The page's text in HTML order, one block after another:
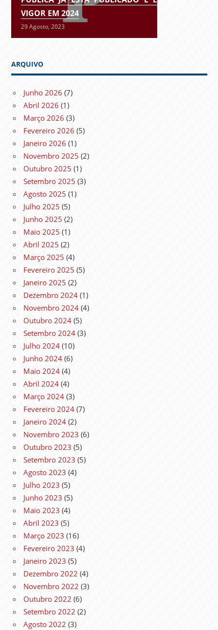
VIGOR EM 2024
29 Agosto, 2023
ARQUIVO
Junho 2026 (7)
Abril 2026 (1)
Março 2026 (3)
Fevereiro 2026 (5)
Janeiro 2026 (1)
Novembro 2025 (2)
Outubro 2025 (1)
Setembro 2025 (3)
Agosto 2025 (1)
Julho 2025 (5)
Junho 2025 (2)
Maio 2025 (1)
Abril 2025 (2)
Março 2025 (4)
Fevereiro 2025 (5)
Janeiro 2025 (2)
Dezembro 2024 (1)
Novembro 2024 (4)
Outubro 2024 (5)
Setembro 2024 (3)
Julho 2024 (10)
Junho 2024 (6)
Maio 2024 (4)
Abril 2024 (4)
Março 2024 (3)
Fevereiro 2024 (7)
Janeiro 2024 (2)
Novembro 2023 (6)
Outubro 2023 (5)
Setembro 2023 (5)
Agosto 2023 (4)
Julho 2023 (5)
Junho 2023 (5)
Maio 2023 (4)
Abril 2023 (5)
Março 2023 (16)
Fevereiro 2023 (4)
Janeiro 2023 (5)
Dezembro 2022 (4)
Novembro 2022 (3)
Outubro 2022 (6)
Setembro 2022 (2)
Agosto 2022 (3)